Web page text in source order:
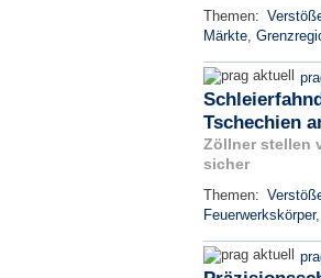
Themen:
Märkte,
Tschechien
Zöllner stellen
sicher
Themen:
Feuerwerkskörper,